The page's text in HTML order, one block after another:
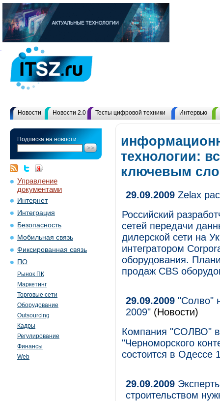
Новости Новости 2.0 Тесты цифровой техники Интервью
Подписка на новости:
Управление
документами
Интернет
Интеграция
Безопасность
Мобильная связь
Фиксированная связь
ПО
Рынок ПК
Маркетинг
Торговые сети
Оборудование
Outsourcing
Кадры
Регулирование
Финансы
Web
технологии:
ключевым
29.09.2009 Zelax
Российский
сетей передачи
дилерской сети на
интегратором
оборудования.
продаж CBS
29.09.2009 "Солво"
2009" (Новости)
Компания "СОЛВО"
"Черноморского
состоится в Одессе
29.09.2009
строительством